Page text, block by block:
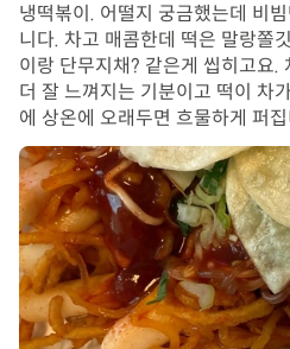
냉떡볶이. 어떨지 궁금했는데 비
니다. 차고 매콤한데 떡은 말랑쫄
이랑 단무지채? 같은게 씹히고요.
더 잘 느껴지는 기분이고 떡이 차
에 상온에 오래두면 흐물하게 퍼